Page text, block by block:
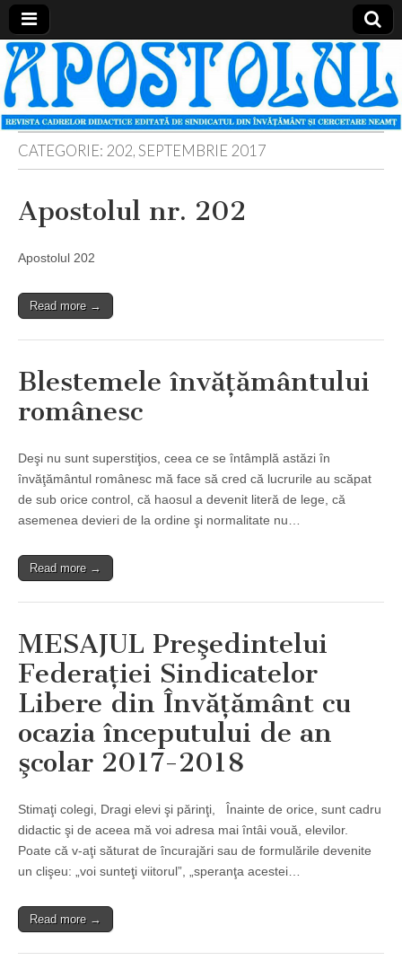
Apostolul
Revista
cadrelor
didactice
din
judetul
Neamt
CATEGORIE: 202, SEPTEMBRIE 2017
Apostolul nr. 202
Apostolul 202
Read more →
Blestemele învăţământului
românesc
Deşi nu sunt superstiţios, ceea ce se întâmplă astăzi în
învăţământul românesc mă face să cred că lucrurile au scăpat
de sub orice control, că haosul a devenit literă de lege, că
asemenea devieri de la ordine şi normalitate nu…
Read more →
MESAJUL Preşedintelui
Federaţiei Sindicatelor
Libere din Învăţământ cu
ocazia începutului de an
şcolar 2017-2018
Stimaţi colegi, Dragi elevi şi părinţi, Înainte de orice, sunt cadru
didactic şi de aceea mă voi adresa mai întâi vouă, elevilor.
Poate că v-aţi săturat de încurajări sau de formulările devenite
un clişeu: „voi sunteţi viitorul”, „speranţa acestei…
Read more →